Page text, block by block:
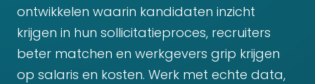
ontwikkelen waarin kandidaten inzicht
krijgen in hun sollicitatieproces, recruiters
beter matchen en werkgevers grip krijgen
op salaris en kosten. Werk met echte data,